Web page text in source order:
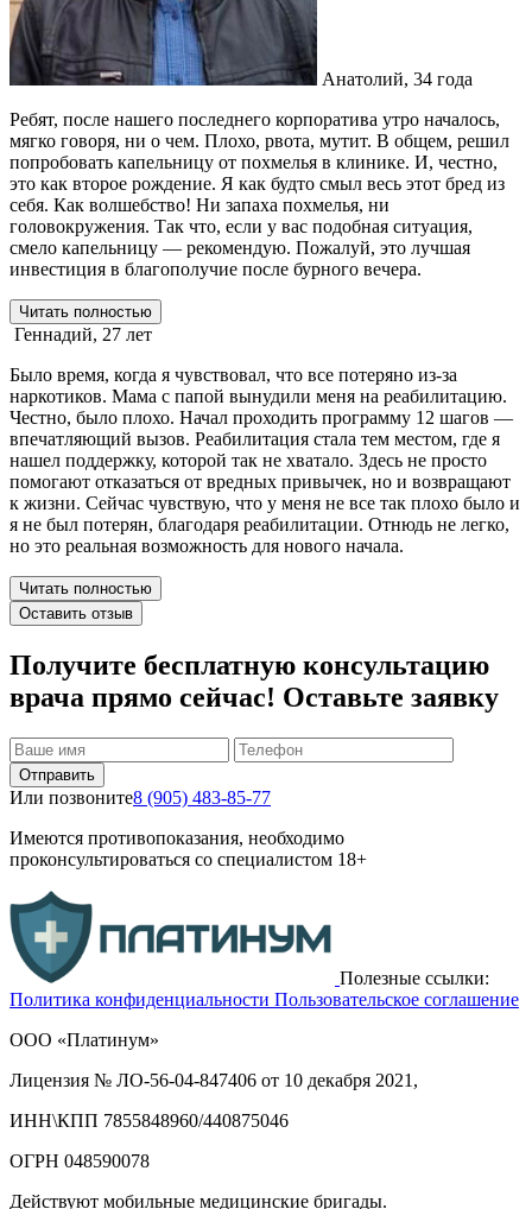
Анатолий, 34 года
Ребят, после нашего последнего корпоратива утро началось,
мягко говоря, ни о чем. Плохо, рвота, мутит. В общем, решил
попробовать капельницу от похмелья в клинике. И, честно,
это как второе рождение. Я как будто смыл весь этот бред из
себя. Как волшебство! Ни запаха похмелья, ни
головокружения. Так что, если у вас подобная ситуация,
смело капельницу — рекомендую. Пожалуй, это лучшая
инвестиция в благополучие после бурного вечера.
Читать полностью
Геннадий, 27 лет
Было время, когда я чувствовал, что все потеряно из-за
наркотиков. Мама с папой вынудили меня на реабилитацию.
Честно, было плохо. Начал проходить программу 12 шагов —
впечатляющий вызов. Реабилитация стала тем местом, где я
нашел поддержку, которой так не хватало. Здесь не просто
помогают отказаться от вредных привычек, но и возвращают
к жизни. Сейчас чувствую, что у меня не все так плохо было и
я не был потерян, благодаря реабилитации. Отнюдь не легко,
но это реальная возможность для нового начала.
Читать полностью
Оставить отзыв
Получите бесплатную консультацию
врача прямо сейчас! Оставьте заявку
Отправить
Или позвоните8 (905) 483-85-77
Имеются противопоказания, необходимо
проконсультироваться со специалистом 18+
Полезные ссылки:
Политика конфиденциальности Пользовательское соглашение
ООО «Платинум»
Лицензия № ЛО-56-04-847406 от 10 декабря 2021,
ИНН\КПП 7855848960/440875046
ОГРН 048590078
Действуют мобильные медицинские бригады.